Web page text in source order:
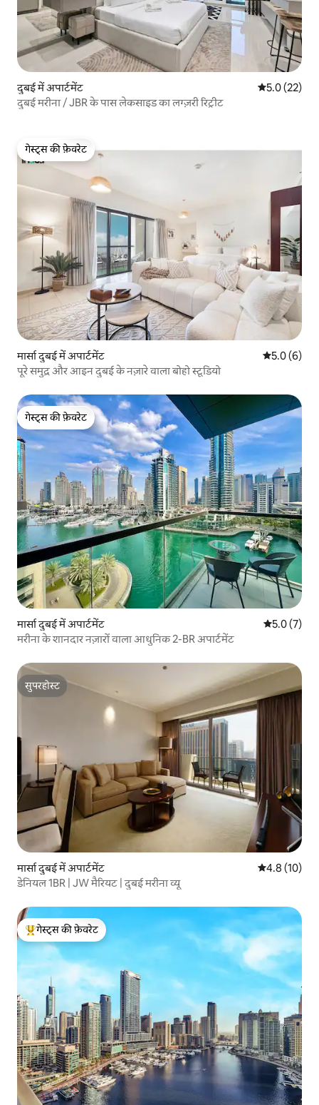
दुबई में अपार्टमेंट औसत रेटिंग 5
5.0 (22)
दुबई मरीना / JBR के पास लेकसाइड का लग्ज़री रिट्रीट
गेस्ट्स की फ़ेवरेट
गेस्ट्स की फ़ेवरेट
मार्सा दुबई में अपार्टमेंट औसत रेटिंग 5
5.0 (6)
पूरे समुद्र और आइन दुबई के नज़ारे वाला बोहो स्टूडियो
गेस्ट्स की फ़ेवरेट
गेस्ट्स की फ़ेवरेट
मार्सा दुबई में अपार्टमेंट औसत रेटिंग 5
5.0 (7)
मरीना के शानदार नज़ारों वाला आधुनिक 2-BR अपार्टमेंट
सुपरहोस्ट
सुपरहोस्ट
मार्सा दुबई में अपार्टमेंट औसत रेटिंग 5
4.8 (10)
डेनियल 1BR | JW मैरियट | दुबई मरीना व्यू
गेस्ट्स का टॉप फ़ेवरेट
गेस्ट्स की फ़ेवरेट